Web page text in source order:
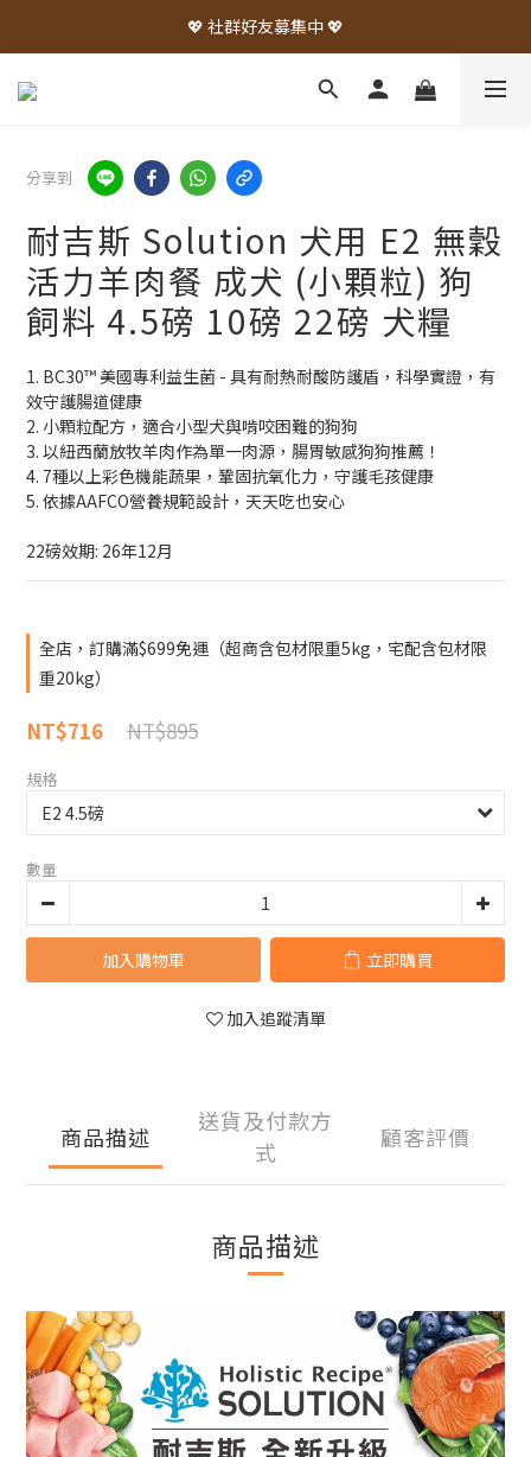
💖 社群好友募集中 💖
分享到
耐吉斯 Solution 犬用 E2 無穀
活力羊肉餐 成犬 (小顆粒) 狗
飼料 4.5磅 10磅 22磅 犬糧
1. BC30™ 美國專利益生菌 - 具有耐熱耐酸防護盾，科學實證，有
效守護腸道健康
2. 小顆粒配方，適合小型犬與啃咬困難的狗狗
3. 以紐西蘭放牧羊肉作為單一肉源，腸胃敏感狗狗推薦！
4. 7種以上彩色機能蔬果，鞏固抗氧化力，守護毛孩健康
5. 依據AAFCO營養規範設計，天天吃也安心
22磅效期: 26年12月
全店，訂購滿$699免運（超商含包材限重5kg，宅配含包材限
重20kg）
NT$895
NT$716
規格
數量
加入購物車 立即購買
加入追蹤清單
商品描述
送貨及付款方
式
顧客評價
商品描述